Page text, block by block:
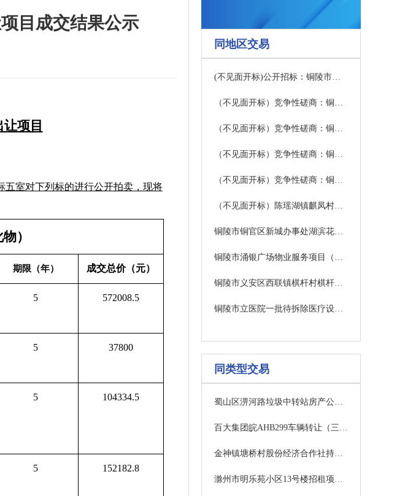
目成交结果公示
项目
五室对下列标的进行公开拍卖，现将
）
期限（年） 成交总价（元）
5 572008.5
5 37800
5 104334.5
5 152182.8
同地区交易
(不见面开标)公开招标：铜陵市郊区中小学、公办幼儿园保安服务项目招标公告
（不见面开标）竞争性磋商：铜陵市涌银广场物业服务项目（三次）竞争性磋商公告
（不见面开标）竞争性磋商：铜陵市立医院智慧体检一体化协作平台采购项目竞争性磋商公告
（不见面开标）竞争性磋商：铜陵市第一中学食堂委托经营项目竞争性磋商公告
（不见面开标）竞争性磋商：铜陵市第一中学智慧操场项目（二次）竞争性磋商公告
（不见面开标）陈瑶湖镇麒凤村蛋鸭标准化养殖基地项目
铜陵市铜官区新城办事处湖滨花园一、二期小区物业服务项目（二次）终止公告
铜陵市涌银广场物业服务项目（二次）终止公告
铜陵市义安区西联镇棋杆村棋杆小学房产租赁权（5年期）交易公告
铜陵市立医院一批待拆除医疗设备拍卖公告
同类型交易
蜀山区淠河路垃圾中转站房产公开租赁
百大集团皖AHB299车辆转让（三次）
金神镇塘桥村股份经济合作社持有的7亩闲置土地使用权拍租成交结果公示
滁州市明乐苑小区13号楼招租项目竞价公告